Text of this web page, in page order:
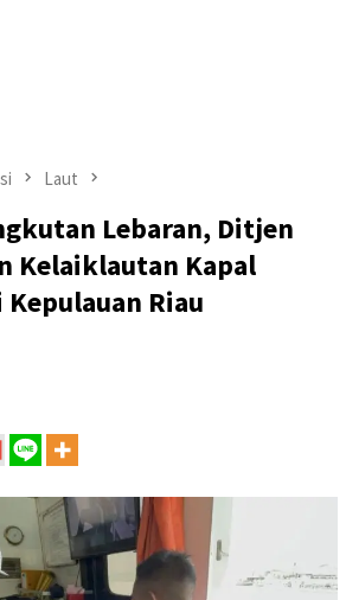
Laut
Lebaran, Ditjen
Kelaiklautan Kapal
Riau